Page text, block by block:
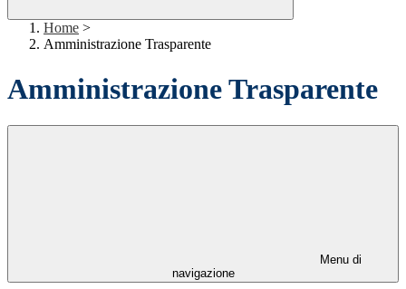
Home >
Amministrazione Trasparente
Amministrazione Trasparente
Menu di
navigazione